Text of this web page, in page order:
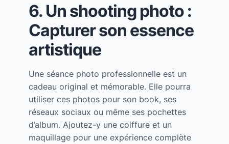
6. Un shooting photo :
Capturer son essence
artistique
Une séance photo professionnelle est un
cadeau original et mémorable. Elle pourra
utiliser ces photos pour son book, ses
réseaux sociaux ou même ses pochettes
d’album. Ajoutez-y une coiffure et un
maquillage pour une expérience complète